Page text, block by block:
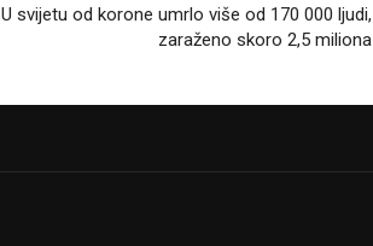
U svijetu od korone umrlo više od 170 000 ljudi,
zaraženo skoro 2,5 miliona